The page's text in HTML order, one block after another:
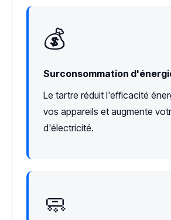
💰
Surconsommation
Le tartre réduit l'efficacité
vos appareils et augmente
d'électricité.
🧼